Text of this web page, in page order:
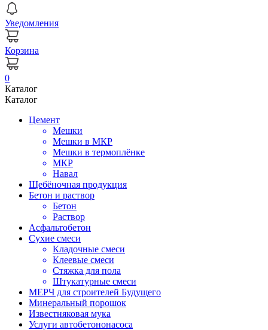
Уведомления
Корзина
0
Каталог
Каталог
Цемент
Мешки
Мешки в МКР
Мешки в термоплёнке
МКР
Навал
Щебёночная продукция
Бетон и раствор
Бетон
Раствор
Асфальтобетон
Сухие смеси
Кладочные смеси
Клеевые смеси
Стяжка для пола
Штукатурные смеси
МЕРЧ для строителей Будущего
Минеральный порошок
Известняковая мука
Услуги автобетононасоса